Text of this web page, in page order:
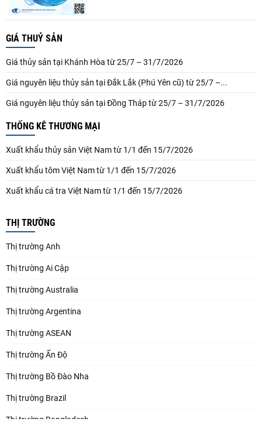
GIÁ THUỶ SẢN
Giá thủy sản tại Khánh Hòa từ 25/7 – 31/7/2026
Giá nguyên liệu thủy sản tại Đắk Lắk (Phú Yên cũ) từ 25/7 –...
Giá nguyên liệu thủy sản tại Đồng Tháp từ 25/7 – 31/7/2026
THỐNG KÊ THƯƠNG MẠI
Xuất khẩu thủy sản Việt Nam từ 1/1 đến 15/7/2026
Xuất khẩu tôm Việt Nam từ 1/1 đến 15/7/2026
Xuất khẩu cá tra Việt Nam từ 1/1 đến 15/7/2026
THỊ TRƯỜNG
Thị trường Anh
Thị trường Ai Cập
Thị trường Australia
Thị trường Argentina
Thị trường ASEAN
Thị trường Ấn Độ
Thị trường Bồ Đào Nha
Thị trường Brazil
Thị trường Bangladesh